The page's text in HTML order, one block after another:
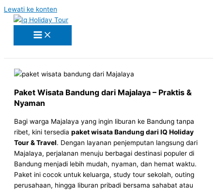
Lewati ke konten
Paket Wisata Bandung dari Majalaya – Praktis &
Nyaman
Bagi warga Majalaya yang ingin liburan ke Bandung tanpa
ribet, kini tersediapaket wisata Bandung dari IQ Holiday
Tour & Travel. Dengan layanan penjemputan langsung dari
Majalaya, perjalanan menuju berbagai destinasi populer di
Bandung menjadi lebih mudah, nyaman, dan hemat waktu.
Paket ini cocok untuk keluarga, study tour sekolah, outing
perusahaan, hingga liburan pribadi bersama sahabat atau